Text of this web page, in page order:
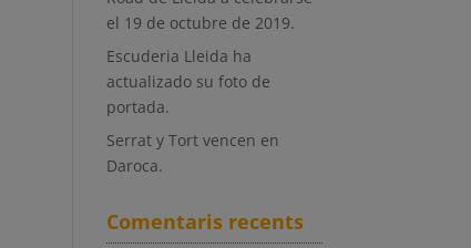
el 19 de octubre de 2019.
Escuderia Lleida ha
actualizado su foto de
portada.
Serrat y Tort vencen en
Daroca.
Comentaris recents